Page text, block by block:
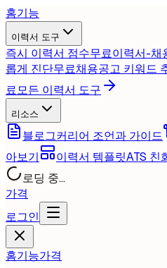
홈기능
이력서 도구
즉시 이력서 점수무료이력서-채
롭게 진단무료채용공고 키워드
료모든 이력서 도구
리소스
블로그커리어 조언과 가이드
아보기
이력서 템플릿ATS 친
로딩 중...
가격
로그인
홈기능가격